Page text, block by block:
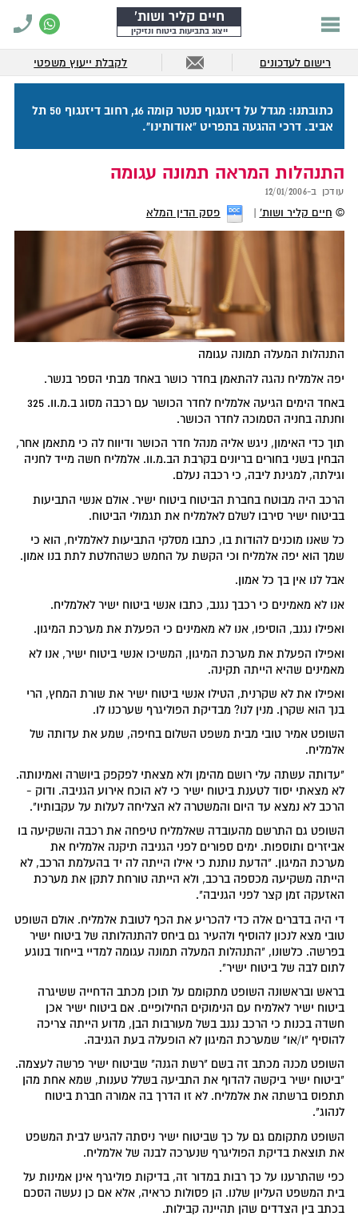
חיים קליר ושות'
ייצוג בתביעות ביטוח ונזיקין
רישום לעדכונים לקבלת ייעוץ משפטי
כתובתנו: מגדל על דיזנגוף סנטר קומה 16, רחוב דיזנגוף 50 תל
אביב. דרכי ההגעה בתפריט "אודותינו".
התנהלות המראה תמונה עגומה
עודכן ב-12/01/2006
© חיים קליר ושות' פסק הדין המלא
התנהלות המעלה תמונה עגומה
יפה אלמליח נהגה להתאמן בחדר כושר באחד מבתי הספר בנשר.
באחד הימים הגיעה אלמליח לחדר הכושר עם רכבה מסוג ב.מ.וו. 325
וחנתה בחניה הסמוכה לחדר הכושר.
תוך כדי האימון, ניגש אליה מנהל חדר הכושר ודיווח לה כי מתאמן אחר,
הבחין בשני בחורים בריונים בקרבת הב.מ.וו. אלמליח חשה מייד לחניה
וגילתה, למגינת ליבה, כי רכבה נעלם.
הרכב היה מבוטח בחברת הביטוח ביטוח ישיר. אולם אנשי התביעות
בביטוח ישיר סירבו לשלם לאלמליח את תגמולי הביטוח.
כל שאנו מוכנים להודות בו, כתבו מסלקי התביעות לאלמליח, הוא כי
שמך הוא יפה אלמליח וכי הקשת על החמש כשהחלטת לתת בנו אמון.
אבל לנו אין בך כל אמון.
אנו לא מאמינים כי רכבך נגנב, כתבו אנשי ביטוח ישיר לאלמליח.
ואפילו נגנב, הוסיפו, אנו לא מאמינים כי הפעלת את מערכת המיגון.
ואפילו הפעלת את מערכת המיגון, המשיכו אנשי ביטוח ישיר, אנו לא
מאמינים שהיא הייתה תקינה.
ואפילו את לא שקרנית, הטילו אנשי ביטוח ישיר את שורת המחץ, הרי
בנך הוא שקרן. מנין לנו? מבדיקת הפוליגרף שערכנו לו.
השופט אמיר טובי מבית משפט השלום בחיפה, שמע את עדותה של
אלמליח.
"עדותה עשתה עלי רושם מהימן ולא מצאתי לפקפק ביושרה ואמינותה.
לא מצאתי יסוד לטענת ביטוח ישיר כי לא הוכח אירוע הגניבה. ודוק -
הרכב לא נמצא עד היום והמשטרה לא הצליחה לעלות על עקבותיו".
השופט גם התרשם מהעובדה שאלמליח טיפחה את רכבה והשקיעה בו
אביזרים ותוספות. ימים ספורים לפני הגניבה תיקנה אלמליח את
מערכת המיגון. "הדעת נותנת כי אילו הייתה לה יד בהעלמת הרכב, לא
הייתה משקיעה מכספה ברכב, ולא הייתה טורחת לתקן את מערכת
האזעקה זמן קצר לפני הגניבה".
די היה בדברים אלה כדי להכריע את הכף לטובת אלמליח. אולם השופט
טובי מצא לנכון להוסיף ולהעיר גם ביחס להתנהלותה של ביטוח ישיר
בפרשה. כלשונו, "התנהלות המעלה תמונה עגומה למדיי בייחוד בנוגע
לתום לבה של ביטוח ישיר".
בראש ובראשונה השופט מתקומם על תוכן מכתב הדחייה ששיגרה
ביטוח ישיר לאלמיח עם הנימוקים החילופיים. אם ביטוח ישיר אכן
חשדה בכנות כי הרכב נגנב בשל מעורבות הבן, מדוע הייתה צריכה
להוסיף "ו/או" שמערכת המיגון לא הופעלה בעת הגניבה.
השופט מכנה מכתב זה בשם "רשת הגנה" שביטוח ישיר פרשה לעצמה.
"ביטוח ישיר ביקשה להדוף את התביעה בשלל טענות, שמא אחת מהן
תתפוס ברשתה את אלמליח. לא זו הדרך בה אמורה חברת ביטוח
לנהוג".
השופט מתקומם גם על כך שביטוח ישיר ניסתה להגיש לבית המשפט
את תוצאת בדיקת הפוליגרף שנערכה לבנה של אלמליח.
כפי שהתרענו על כך רבות במדור זה, בדיקות פוליגרף אינן אמינות על
בית המשפט העליון שלנו. הן פסולות כראיה, אלא אם כן נעשה הסכם
בכתב בין הצדדים שהן תהיינה קבילות.